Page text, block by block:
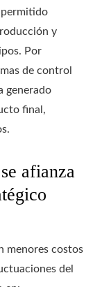
permitido
y
Por
de control
generado
final,
afianza
menores costos
del